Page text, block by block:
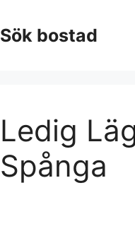
Sök bostad
Ledig
Spånga